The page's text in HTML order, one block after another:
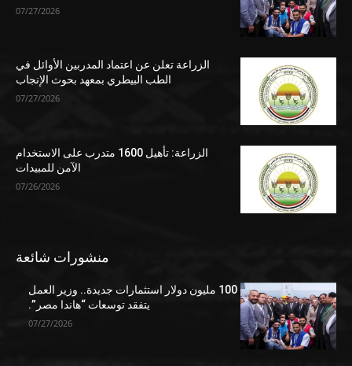
07/27/2026
الزراعة تعلن عن اعتماد المدربين الأوائل في
الطب البيطري بمعهد بحوث الإنجاب
07/27/2026
الزراعة: تأهيل 1600 متدرب على الاستخدام
الآمن للمبيدات
07/26/2026
منشورات شائعة
100 مليون دولار استثمارات جديدة.. وزير العمل
يتفقد توسعات “هاندا مصر”.
07/27/2026